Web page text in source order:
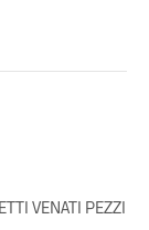
VENATI PEZZI